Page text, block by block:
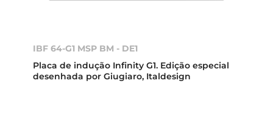
IBF 64-G1 MSP BM - DE1
Placa de indução Infinity G1. Edição especial
desenhada por Giugiaro, Italdesign